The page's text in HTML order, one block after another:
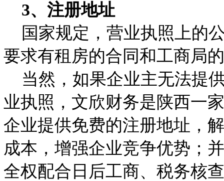
3、注册地址
国家规定，营业执照上的
要求有租房的合同和工商局
当然，如果企业主无法提
业执照，文欣财务是陕西一
企业提供免费的注册地址，
成本，增强企业竞争优势；
全权配合日后工商、税务核